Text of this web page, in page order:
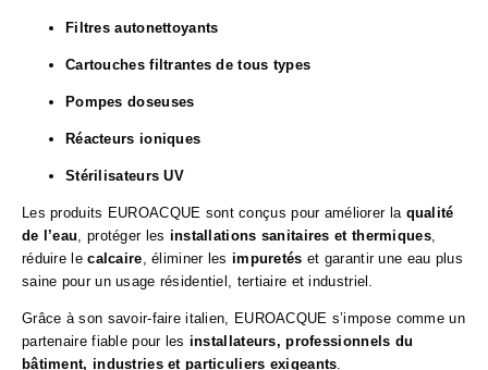
Filtres autonettoyants
Cartouches filtrantes de tous types
Pompes doseuses
Réacteurs ioniques
Stérilisateurs UV
Les produits EUROACQUE sont conçus pour améliorer la qualité
de l’eau, protéger les installations sanitaires et thermiques,
réduire lecalcaire, éliminer les impuretés et garantir une eau plus
saine pour un usage résidentiel, tertiaire et industriel.
Grâce à son savoir-faire italien, EUROACQUE s’impose comme un
partenaire fiable pour les installateurs, professionnels du
bâtiment, industries et particuliers exigeants.